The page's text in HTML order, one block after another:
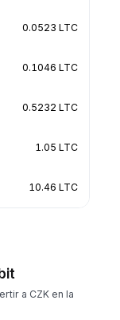
0.0523 LTC
0.1046 LTC
0.5232 LTC
1.05 LTC
10.46 LTC
a CZK en la